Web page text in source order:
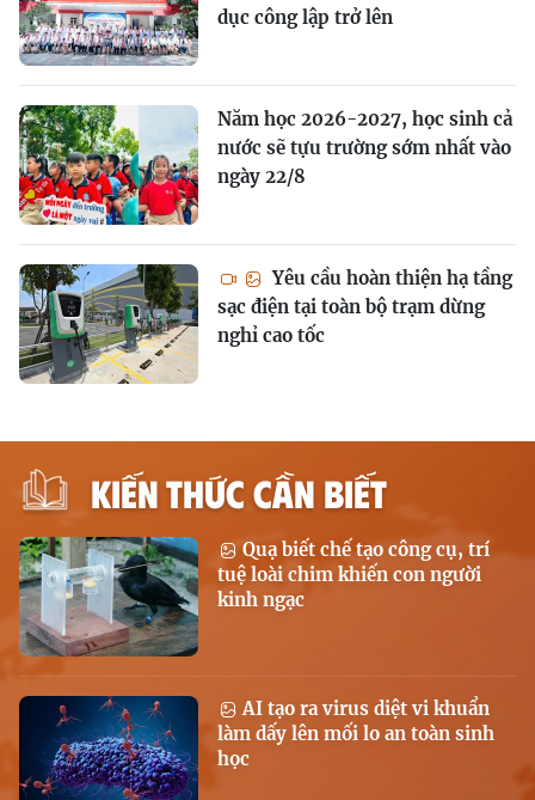
dục công lập trở lên
Năm học 2026-2027, học sinh cả
nước sẽ tựu trường sớm nhất vào
ngày 22/8
Yêu cầu hoàn thiện hạ tầng
sạc điện tại toàn bộ trạm dừng
nghỉ cao tốc
KIẾN THỨC CẦN BIẾT
Quạ biết chế tạo công cụ, trí
tuệ loài chim khiến con người
kinh ngạc
AI tạo ra virus diệt vi khuẩn
làm dấy lên mối lo an toàn sinh
học